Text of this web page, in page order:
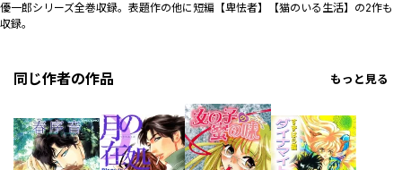
優一郎シリーズ全巻収録。表題作の他に短編【卑怯者】【猫のいる生活】の2作も
収録。
同じ作者の作品 もっと見る